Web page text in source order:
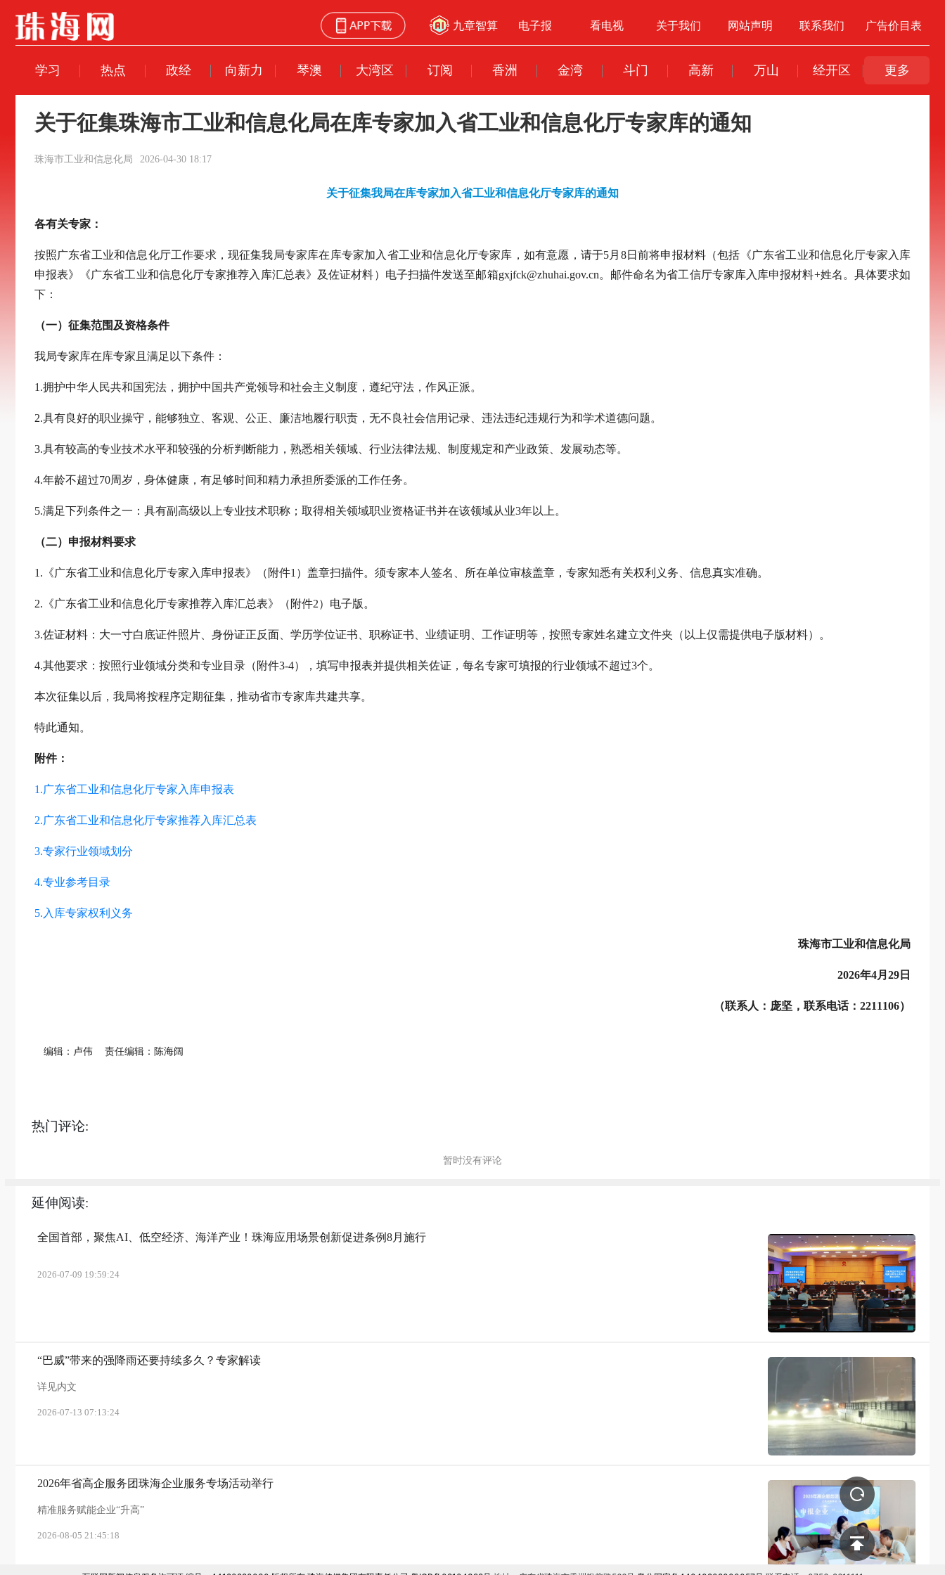
九章智算 电子报 看电视 关于我们 网站声明 联系我们 广告价目表
学习 热点 政经 向新力 琴澳 大湾区 订阅 香洲 金湾 斗门 高新 万山 经开区 更多
关于征集珠海市工业和信息化局在库专家加入省工业和信息化厅专家库的通知
珠海市工业和信息化局 2026-04-30 18:17
关于征集我局在库专家加入省工业和信息化厅专家库的通知
各有关专家：
按照广东省工业和信息化厅工作要求，现征集我局专家库在库专家加入省工业和信息化厅专家库，如有意愿，请于5月8日前将申报材料（包括《广东省工业和信息化厅专家入库
申报表》《广东省工业和信息化厅专家推荐入库汇总表》及佐证材料）电子扫描件发送至邮箱gxjfck@zhuhai.gov.cn。邮件命名为省工信厅专家库入库申报材料+姓名。具体要求如
下：
（一）征集范围及资格条件
我局专家库在库专家且满足以下条件：
1.拥护中华人民共和国宪法，拥护中国共产党领导和社会主义制度，遵纪守法，作风正派。
2.具有良好的职业操守，能够独立、客观、公正、廉洁地履行职责，无不良社会信用记录、违法违纪违规行为和学术道德问题。
3.具有较高的专业技术水平和较强的分析判断能力，熟悉相关领域、行业法律法规、制度规定和产业政策、发展动态等。
4.年龄不超过70周岁，身体健康，有足够时间和精力承担所委派的工作任务。
5.满足下列条件之一：具有副高级以上专业技术职称；取得相关领域职业资格证书并在该领域从业3年以上。
（二）申报材料要求
1.《广东省工业和信息化厅专家入库申报表》（附件1）盖章扫描件。须专家本人签名、所在单位审核盖章，专家知悉有关权利义务、信息真实准确。
2.《广东省工业和信息化厅专家推荐入库汇总表》（附件2）电子版。
3.佐证材料：大一寸白底证件照片、身份证正反面、学历学位证书、职称证书、业绩证明、工作证明等，按照专家姓名建立文件夹（以上仅需提供电子版材料）。
4.其他要求：按照行业领域分类和专业目录（附件3-4），填写申报表并提供相关佐证，每名专家可填报的行业领域不超过3个。
本次征集以后，我局将按程序定期征集，推动省市专家库共建共享。
特此通知。
附件：
1.广东省工业和信息化厅专家入库申报表
2.广东省工业和信息化厅专家推荐入库汇总表
3.专家行业领域划分
4.专业参考目录
5.入库专家权利义务
珠海市工业和信息化局
2026年4月29日
（联系人：庞坚，联系电话：2211106）
编辑：卢伟 责任编辑：陈海阔
热门评论:
暂时没有评论
延伸阅读:
全国首部，聚焦AI、低空经济、海洋产业！珠海应用场景创新促进条例8月施行
2026-07-09 19:59:24
“巴威”带来的强降雨还要持续多久？专家解读
详见内文
2026-07-13 07:13:24
2026年省高企服务团珠海企业服务专场活动举行
精准服务赋能企业“升高”
2026-08-05 21:45:18